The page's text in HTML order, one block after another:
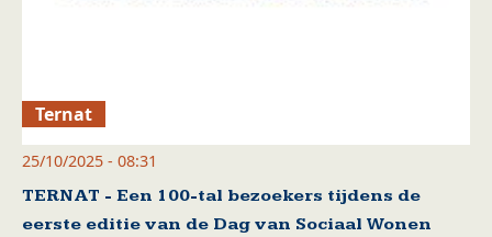
Ternat
25/10/2025 - 08:31
TERNAT - Een 100-tal bezoekers tijdens de
eerste editie van de Dag van Sociaal Wonen